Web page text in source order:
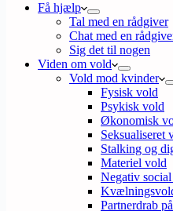
Få hjælp
Tal med en rådgiver
Chat med en
Sig det til nogen
Viden om vold
Vold mod kvinder
Fysisk vold
Psykisk vold
Økonomisk
Seksualiseret
Stalking og
Materiel vold
Negativ
Partnerdrab